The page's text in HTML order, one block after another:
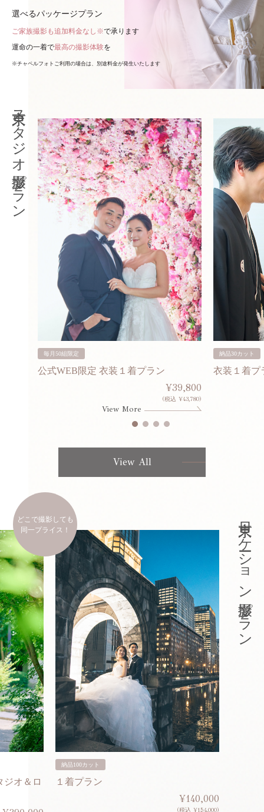
選べるパッケージプラン
ご家族撮影も追加料金なし※で承ります
運命の一着で最高の撮影体験を
※チャペルフォトご利用の場合は、別途料金が発生いたします
東京スタジオ撮影プラン
毎月50組限定
公式WEB限定 衣装１着プラン
¥39,800
(税込 ¥43,780)
View More
納品30カット
衣装１着プ
View All
どこで撮影しても
同一プライス！
ジオ＆ロ
納品100カット
１着プラン
¥140,000
(税込 ¥154,000)
東京ロケーション撮影プラン